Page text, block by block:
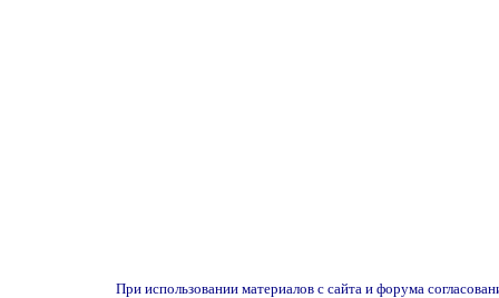
При использовании материалов с сайта и форума